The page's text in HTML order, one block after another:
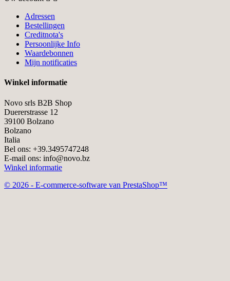
Adressen
Bestellingen
Creditnota's
Persoonlijke Info
Waardebonnen
Mijn notificaties
Winkel informatie
Novo srls B2B Shop
Duererstrasse 12
39100 Bolzano
Bolzano
Italia
Bel ons: +39.3495747248
E-mail ons: info@novo.bz
Winkel informatie
© 2026 - E-commerce-software van PrestaShop™